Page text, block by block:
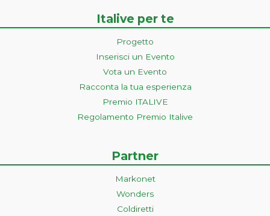
Italive per te
Progetto
Inserisci un Evento
Vota un Evento
Racconta la tua esperienza
Premio ITALIVE
Regolamento Premio Italive
Partner
Markonet
Wonders
Coldiretti